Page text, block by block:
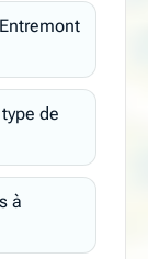
de
à